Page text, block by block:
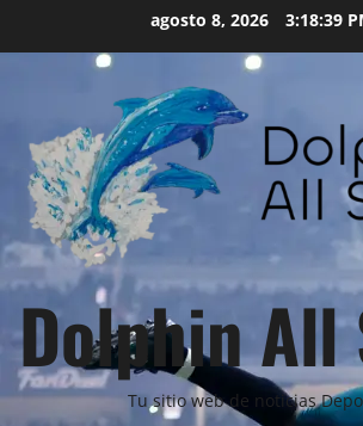
agosto 8, 2026 3:18:41
Dolphin All
Tu sitio web de noticias